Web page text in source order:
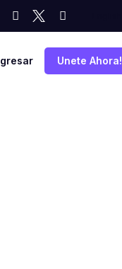
Unete Ahora!